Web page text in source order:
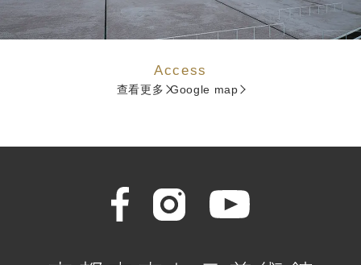
Access
查看更多 Google map